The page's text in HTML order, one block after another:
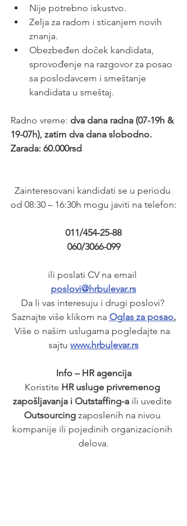
Nije potrebno iskustvo.
Zelja za radom i sticanjem novih
znanja.
Obezbeđen doček kandidata,
sprovođenje na razgovor za posao
sa poslodavcem i smeštanje
kandidata u smeštaj.
Radno vreme: dva dana radna (07-19h &
19-07h), zatim dva dana slobodno.
Zarada: 60.000rsd
Zainteresovani kandidati se u periodu
od 08:30 – 16:30h mogu javiti na telefon:
011/454-25-88
060/3066-099
ili poslati CV na email
poslovi@hrbulevar.rs
Da li vas interesuju i drugi poslovi?
Saznajte više klikom na Oglas za posao.
Više o našim uslugama pogledajte na
sajtu www.hrbulevar.rs
Info – HR agencija
Koristite HR usluge privremenog
zapošljavanja i Outstaffing-a ili uvedite
Outsourcing zaposlenih na nivou
kompanije ili pojedinih organizacionih
delova.